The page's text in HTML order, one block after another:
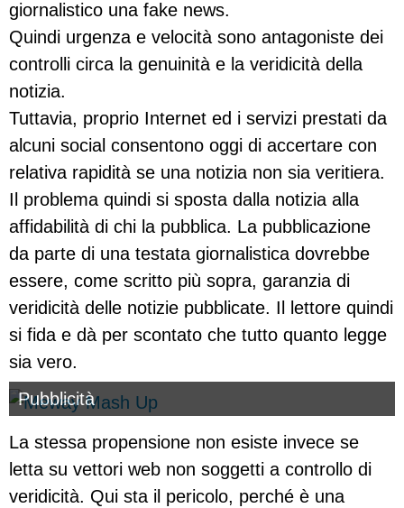
giornalistico una fake news.
Quindi urgenza e velocità sono antagoniste dei
controlli circa la genuinità e la veridicità della
notizia.
Tuttavia, proprio Internet ed i servizi prestati da
alcuni social consentono oggi di accertare con
relativa rapidità se una notizia non sia veritiera.
Il problema quindi si sposta dalla notizia alla
affidabilità di chi la pubblica. La pubblicazione
da parte di una testata giornalistica dovrebbe
essere, come scritto più sopra, garanzia di
veridicità delle notizie pubblicate. Il lettore quindi
si fida e dà per scontato che tutto quanto legge
sia vero.
Pubblicità
La stessa propensione non esiste invece se
letta su vettori web non soggetti a controllo di
veridicità. Qui sta il pericolo, perché è una